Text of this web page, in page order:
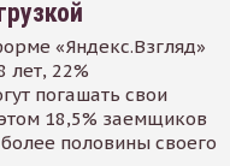
«Яндекс.Взгляд»
лет, 22%
погашать свои
18,5% заемщиков
половины своего